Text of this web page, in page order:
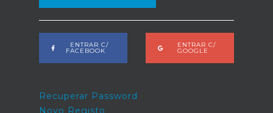
ENTRAR C/
FACEBOOK
ENTRAR C/
GOOGLE
Recuperar Password
Novo Registo